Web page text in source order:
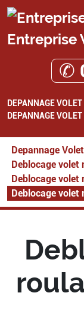
Entreprise
✆
DEPANNAGE
DEPANNAGE
Depannage
Deblocage volet
Deblocage volet
Deblocage volet